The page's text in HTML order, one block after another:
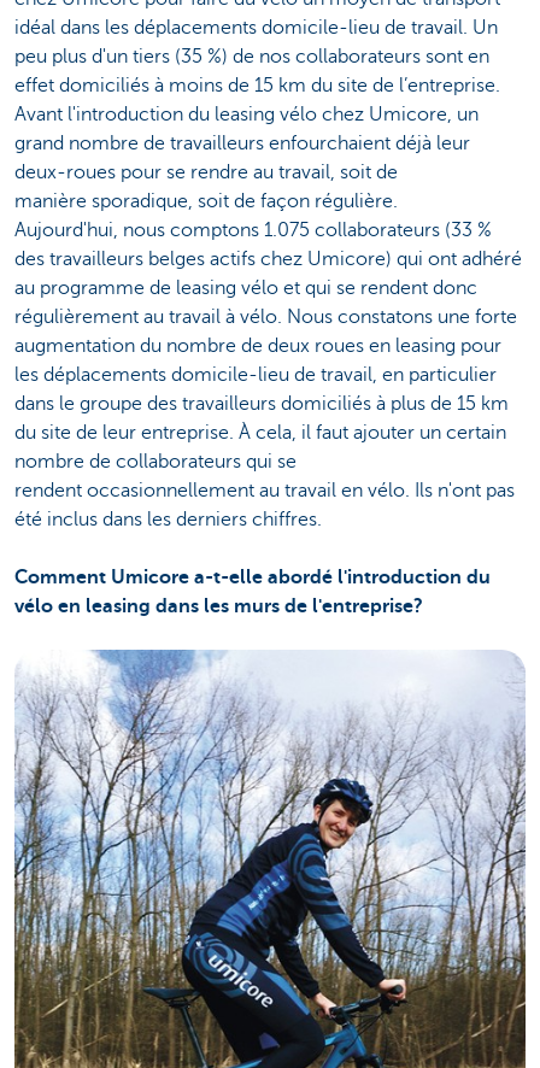
idéal dans les déplacements domicile-lieu de travail. Un
peu plus d'un tiers (35 %) de nos collaborateurs sont en
effet domiciliés à moins de 15 km du site de l’entreprise.
Avant l'introduction du leasing vélo chez Umicore, un
grand nombre de travailleurs enfourchaient déjà leur
deux-roues pour se rendre au travail, soit de
manière sporadique, soit de façon régulière.
Aujourd'hui, nous comptons 1.075 collaborateurs (33 %
des travailleurs belges actifs chez Umicore) qui ont adhéré
au programme de leasing vélo et qui se rendent donc
régulièrement au travail à vélo. Nous constatons une forte
augmentation du nombre de deux roues en leasing pour
les déplacements domicile-lieu de travail, en particulier
dans le groupe des travailleurs domiciliés à plus de 15 km
du site de leur entreprise. À cela, il faut ajouter un certain
nombre de collaborateurs qui se
rendent occasionnellement au travail en vélo. Ils n'ont pas
été inclus dans les derniers chiffres.
Comment Umicore a-t-elle abordé l'introduction du
vélo en leasing dans les murs de l'entreprise?